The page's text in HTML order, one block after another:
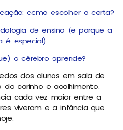
como escolher a certa?
de ensino (e porque a
é especial)
o cérebro aprende?
dos alunos em sala de
carinho e acolhimento.
cada vez maior entre a
viveram e a infância que